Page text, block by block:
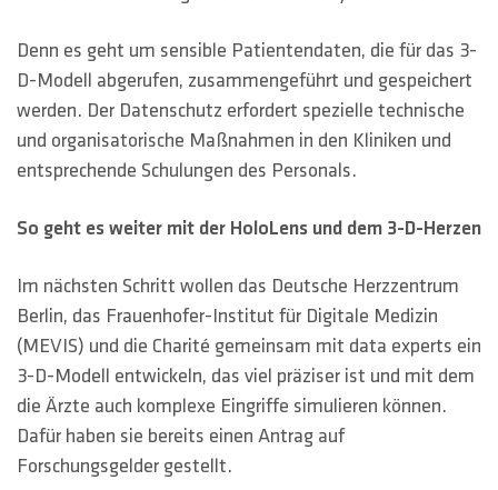
Denn es geht um sensible Patientendaten, die für das 3-
D-Modell abgerufen, zusammengeführt und gespeichert
werden. Der Datenschutz erfordert spezielle technische
und organisatorische Maßnahmen in den Kliniken und
entsprechende Schulungen des Personals.
So geht es weiter mit der HoloLens und dem 3-D-Herzen
Im nächsten Schritt wollen das Deutsche Herzzentrum
Berlin, das Frauenhofer-Institut für Digitale Medizin
(MEVIS) und die Charité gemeinsam mit data experts ein
3-D-Modell entwickeln, das viel präziser ist und mit dem
die Ärzte auch komplexe Eingriffe simulieren können.
Dafür haben sie bereits einen Antrag auf
Forschungsgelder gestellt.